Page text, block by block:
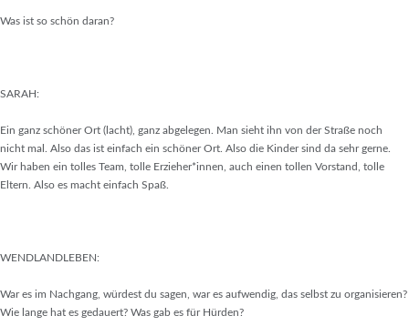
Was ist so schön daran?
SARAH:
Ein ganz schöner Ort (lacht), ganz abgelegen. Man sieht ihn von der Straße noch
nicht mal. Also das ist einfach ein schöner Ort. Also die Kinder sind da sehr gerne.
Wir haben ein tolles Team, tolle Erzieher*innen, auch einen tollen Vorstand, tolle
Eltern. Also es macht einfach Spaß.
WENDLANDLEBEN:
War es im Nachgang, würdest du sagen, war es aufwendig, das selbst zu organisieren?
Wie lange hat es gedauert? Was gab es für Hürden?